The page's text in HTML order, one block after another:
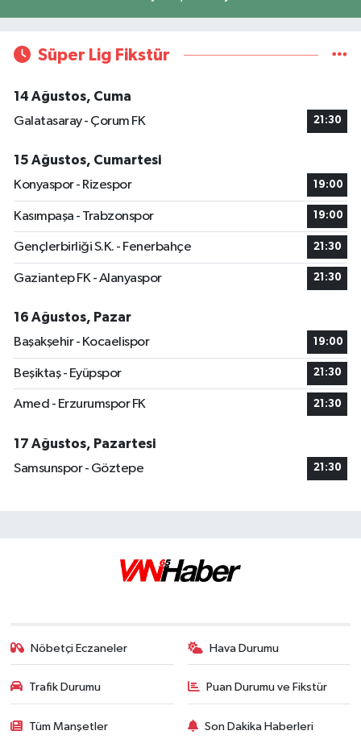
Süper Lig Fikstür
14 Ağustos, Cuma
Galatasaray - Çorum FK
21:30
15 Ağustos, Cumartesi
Konyaspor - Rizespor
19:00
Kasımpaşa - Trabzonspor 19:00
Gençlerbirliği S.K. - Fenerbahçe 21:30
Gaziantep FK - Alanyaspor 21:30
16 Ağustos, Pazar
Başakşehir - Kocaelispor
19:00
Beşiktaş - Eyüpspor 21:30
Amed - Erzurumspor FK 21:30
17 Ağustos, Pazartesi
Samsunspor - Göztepe
21:30
Nöbetçi Eczaneler Hava Durumu
Trafik Durumu Puan Durumu ve Fikstür
Tüm Manşetler Son Dakika Haberleri